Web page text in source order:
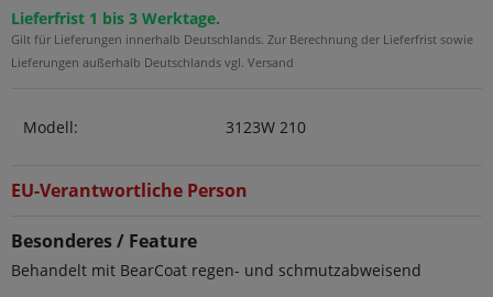
Lieferfrist 1 bis 3 Werktage.
Gilt für Lieferungen innerhalb Deutschlands. Zur Berechnung der Lieferfrist sowie
Lieferungen außerhalb Deutschlands vgl. Versand
Modell: 3123W 210
EU-Verantwortliche Person
Besonderes / Feature
Behandelt mit BearCoat regen- und schmutzabweisend